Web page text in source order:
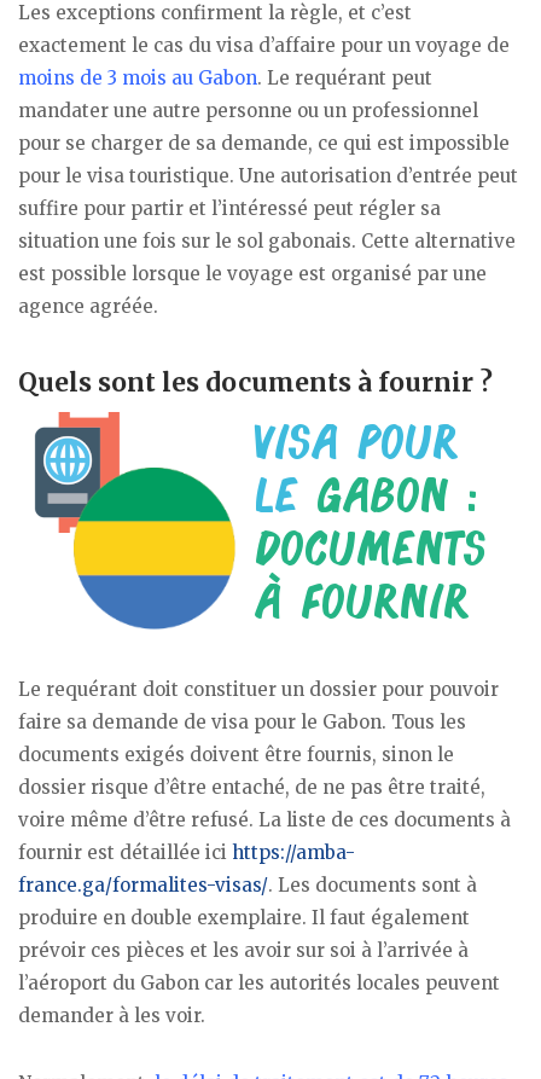
Les exceptions confirment la règle, et c’est
exactement le cas du visa d’affaire pour un voyage de
moins de 3 mois au Gabon. Le requérant peut
mandater une autre personne ou un professionnel
pour se charger de sa demande, ce qui est impossible
pour le visa touristique. Une autorisation d’entrée peut
suffire pour partir et l’intéressé peut régler sa
situation une fois sur le sol gabonais. Cette alternative
est possible lorsque le voyage est organisé par une
agence agréée.
Quels sont les documents à fournir ?
Le requérant doit constituer un dossier pour pouvoir
faire sa demande de visa pour le Gabon. Tous les
documents exigés doivent être fournis, sinon le
dossier risque d’être entaché, de ne pas être traité,
voire même d’être refusé. La liste de ces documents à
fournir est détaillée ici https://amba-
france.ga/formalites-visas/. Les documents sont à
produire en double exemplaire. Il faut également
prévoir ces pièces et les avoir sur soi à l’arrivée à
l’aéroport du Gabon car les autorités locales peuvent
demander à les voir.